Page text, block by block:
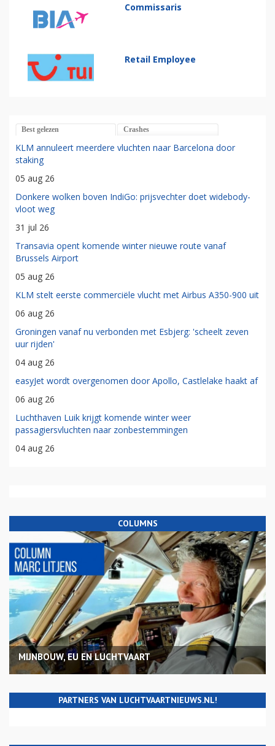
Commissaris
Retail Employee
Best gelezen Crashes
KLM annuleert meerdere vluchten naar Barcelona door
staking
05 aug 26
Donkere wolken boven IndiGo: prijsvechter doet widebody-
vloot weg
31 jul 26
Transavia opent komende winter nieuwe route vanaf
Brussels Airport
05 aug 26
KLM stelt eerste commerciële vlucht met Airbus A350-900 uit
06 aug 26
Groningen vanaf nu verbonden met Esbjerg: 'scheelt zeven
uur rijden'
04 aug 26
easyJet wordt overgenomen door Apollo, Castlelake haakt af
06 aug 26
Luchthaven Luik krijgt komende winter weer
passagiersvluchten naar zonbestemmingen
04 aug 26
COLUMNS
MIJNBOUW, EU EN LUCHTVAART
PARTNERS VAN LUCHTVAARTNIEUWS.NL!